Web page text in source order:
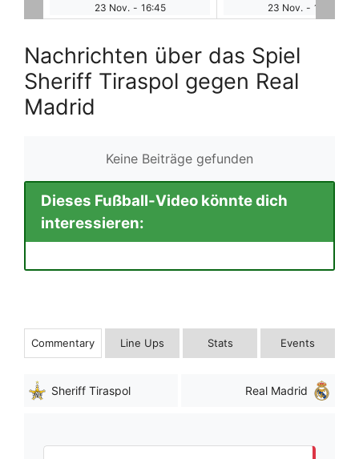
23 Nov. - 19:00
23 Nov. - 19:00
Nachrichten über das Spiel
Sheriff Tiraspol gegen Real
Madrid
Keine Beiträge gefunden
Dieses Fußball-Video könnte dich
interessieren:
Commentary Line Ups Stats Events
Sheriff Tiraspol Real Madrid